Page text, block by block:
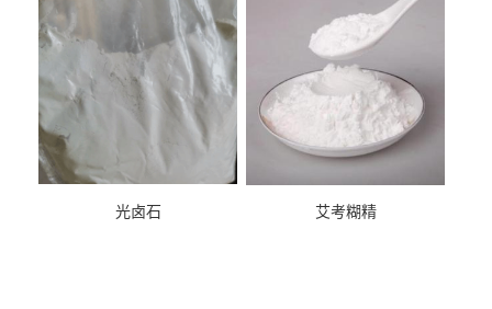
光卤石 艾考糊精